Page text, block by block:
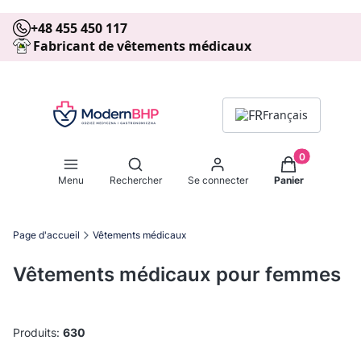
+48 455 450 117
Fabricant de vêtements médicaux
Français
Menu
Ouvrir le moteur de recherche
Rechercher Se connecter
Produits
Panier
Page d'accueil Vêtements médicaux
Vêtements médicaux pour femmes
Produits: 630